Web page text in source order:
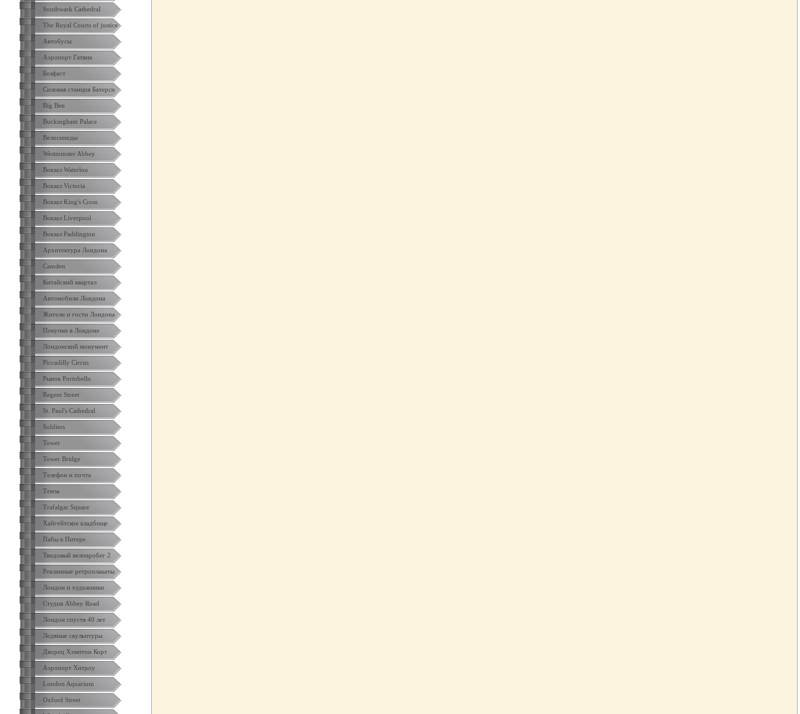
Southwark Cathedral
The Royal Courts of justice
Автобусы
Аэропорт Гатвик
Белфаст
Силовая станция Батерси
Big Ben
Buckingham Palace
Велосипеды
Westminster Abbey
Вокзал Waterloo
Вокзал Victoria
Вокзал King's Cross
Вокзал Liverpool
Вокзал Paddington
Архитектура Лондона
Camden
Китайский квартал
Автомобили Лондона
Жители и гости Лондона
Покупки в Лондоне
Лондонский монумент
Piccadilly Circus
Рынок Portobello
Regent Street
St. Paul's Cathedral
Soldiers
Tower
Tower Bridge
Телефон и почта
Темза
Trafalgar Square
Хайгейтское кладбище
Пабы в Питере
Твидовый велопробег 2
Рекламные ретроплакаты
Лондон и художники
Студия Abbey Road
Лондон спустя 40 лет
Ледяные скульптуры
Дворец Хэмптон Корт
Аэропорт Хитроу
London Aquarium
Oxford Street